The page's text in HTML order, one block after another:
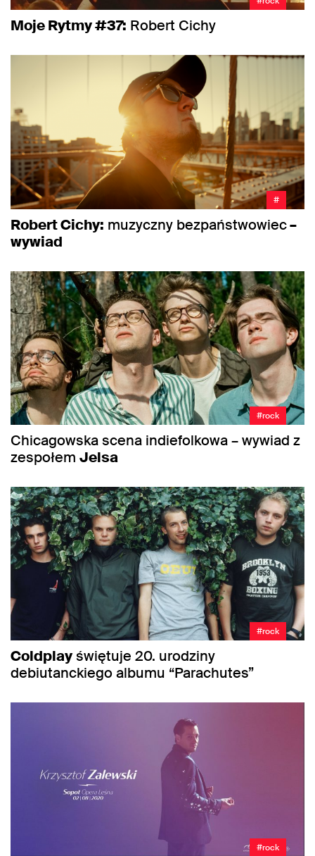
Moje Rytmy #37: Robert Cichy
#
Robert Cichy: muzyczny bezpaństwowiec–
wywiad
#rock
Chicagowska scena indiefolkowa – wywiad z
zespołem Jelsa
#rock
Coldplayświętuje 20. urodziny
debiutanckiego albumu “Parachutes”
#rock